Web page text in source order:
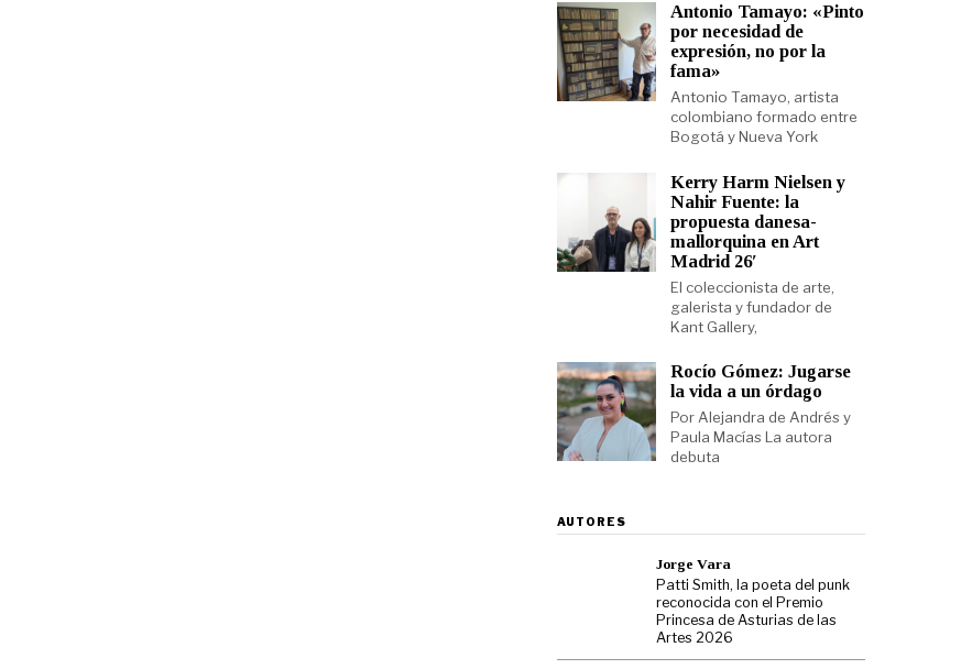
Antonio Tamayo: «Pinto
por necesidad de
expresión, no por la
fama»
Antonio Tamayo, artista
colombiano formado entre
Bogotá y Nueva York
Kerry Harm Nielsen y
Nahir Fuente: la
propuesta danesa-
mallorquina en Art
Madrid 26′
El coleccionista de arte,
galerista y fundador de
Kant Gallery,
Rocío Gómez: Jugarse
la vida a un órdago
Por Alejandra de Andrés y
Paula Macías La autora
debuta
AUTORES
Jorge Vara
Patti Smith, la poeta del punk
reconocida con el Premio
Princesa de Asturias de las
Artes 2026